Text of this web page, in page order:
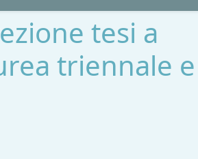
tesi a
triennale e